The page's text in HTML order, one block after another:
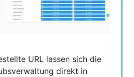
URL lassen sich die
direkt in